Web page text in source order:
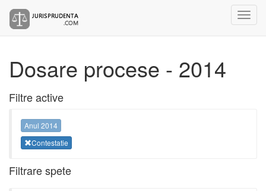
Dosare procese - 2014
Filtre active
Anul 2014
Contestatie
Filtrare spete